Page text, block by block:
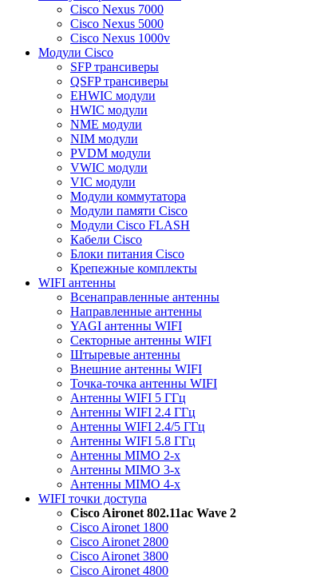
Cisco Nexus 7000
Cisco Nexus 5000
Cisco Nexus 1000v
Модули Cisco
SFP трансиверы
QSFP трансиверы
EHWIC модули
HWIC модули
NME модули
NIM модули
PVDM модули
VWIC модули
VIC модули
Модули коммутатора
Модули памяти Cisco
Модули Cisco FLASH
Кабели Cisco
Блоки питания Cisco
Крепежные комплекты
WIFI антенны
Всенаправленные антенны
Направленные антенны
YAGI антенны WIFI
Секторные антенны WIFI
Штыревые антенны
Внешние антенны WIFI
Точка-точка антенны WIFI
Антенны WIFI 5 ГГц
Антенны WIFI 2.4 ГГц
Антенны WIFI 2.4/5 ГГц
Антенны WIFI 5.8 ГГц
Антенны MIMO 2-x
Антенны MIMO 3-x
Антенны MIMO 4-x
WIFI точки доступа
Cisco Aironet 802.11ac Wave 2
Cisco Aironet 1800
Cisco Aironet 2800
Cisco Aironet 3800
Cisco Aironet 4800